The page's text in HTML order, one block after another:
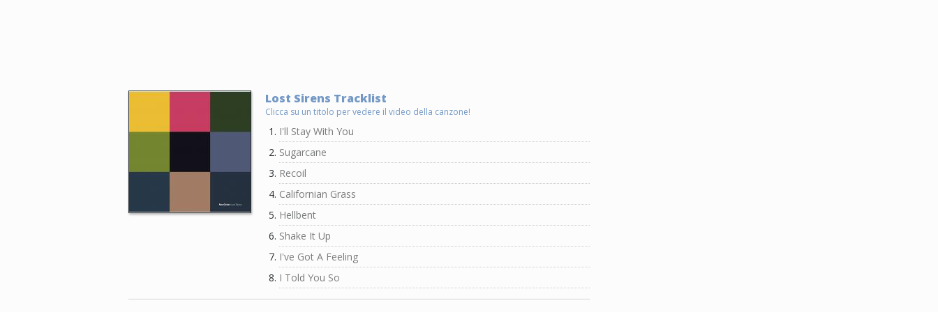
Lost Sirens Tracklist
Clicca su un titolo per vedere il video della canzone!
I'll Stay With You
Sugarcane
Recoil
Californian Grass
Hellbent
Shake It Up
I've Got A Feeling
I Told You So